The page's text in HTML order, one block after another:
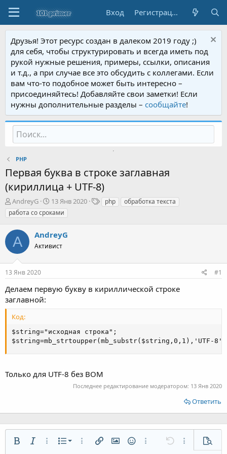
Вход Регистрация
Друзья! Этот ресурс создан в далеком 2019 году ;)
для себя, чтобы структурировать и всегда иметь под
рукой нужные решения, примеры, ссылки, описания
и т.д., а при случае все это обсудить с коллегами. Если
вам что-то подобное может быть интересно –
присоединяйтесь! Добавляйте свои заметки! Если
нужны дополнительные разделы – сообщайте!
PHP
Первая буква в строке заглавная
(кириллица + UTF-8)
А
в
т
о
т
е
м
ы
AndreyG
Д
а
т
н
а
а
13 Янв 2020
Тphp
обработка текста
работа со сроками
A AndreyG
Активист
13 Янв 2020 #1
Делаем первую букву в кириллической строке
заглавной:
Код:
$string="исходная строка";
$string=mb_strtoupper(mb_substr($string,0,1),'UTF-
Только для UTF-8 без BOM
Последнее редактирование модератором: 13 Янв 2020
Ответить
ЖирныйКурсивДополнительные настройки...
Список Нумерованный список
Дополнительные настройки...
Вставить ссылку
Вставить изображение
СмайлыДополнительные
Отменить